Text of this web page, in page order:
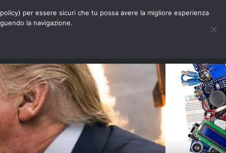
per essere sicuri che tu possa avere la migliore esperienza
la navigazione.